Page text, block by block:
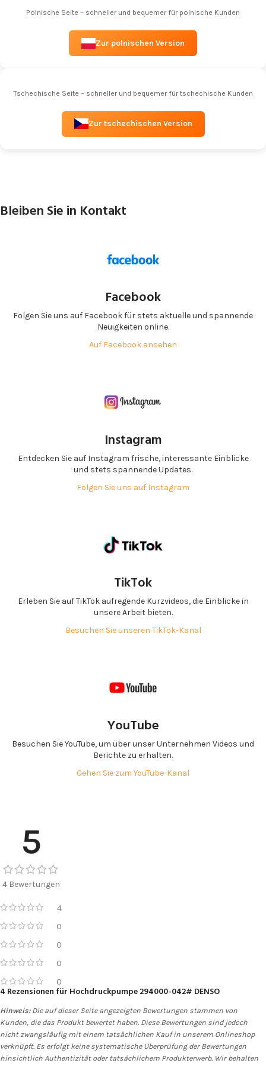
Polnische Seite – schneller und bequemer für polnische Kunden
Zur polnischen Version
Tschechische Seite – schneller und bequemer für tschechische Kunden
Zur tschechischen Version
Bleiben Sie in Kontakt
Facebook
Folgen Sie uns auf Facebook für stets aktuelle und spannende
Neuigkeiten online.
Auf Facebook ansehen
Instagram
Entdecken Sie auf Instagram frische, interessante Einblicke
und stets spannende Updates.
Folgen Sie uns auf Instagram
TikTok
Erleben Sie auf TikTok aufregende Kurzvideos, die Einblicke in
unsere Arbeit bieten.
Besuchen Sie unseren TikTok-Kanal
YouTube
Besuchen Sie YouTube, um über unser Unternehmen Videos und
Berichte zu erhalten.
Gehen Sie zum YouTube-Kanal
5
4 Bewertungen
4
0
0
0
0
4 Rezensionen für Hochdruckpumpe 294000-042# DENSO
Hinweis:Die auf dieser Seite angezeigten Bewertungen stammen von
Kunden, die das Produkt bewertet haben. Diese Bewertungen sind jedoch
nicht zwangsläufig mit einem tatsächlichen Kauf in unserem Onlineshop
verknüpft. Es erfolgt keine systematische Überprüfung der Bewertungen
hinsichtlich Authentizität oder tatsächlichem Produkterwerb. Wir behalten